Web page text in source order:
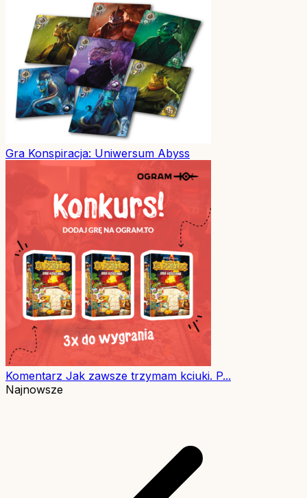
Gra Konspiracja: Uniwersum Abyss
Komentarz Jak zawsze trzymam kciuki. P...
Najnowsze